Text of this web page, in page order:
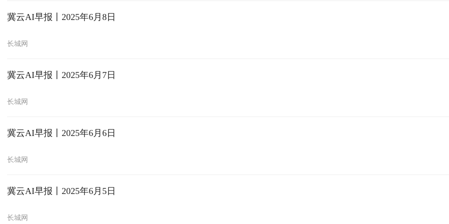
冀云AI早报丨2025年6月8日
长城网
冀云AI早报丨2025年6月7日
长城网
冀云AI早报丨2025年6月6日
长城网
冀云AI早报丨2025年6月5日
长城网